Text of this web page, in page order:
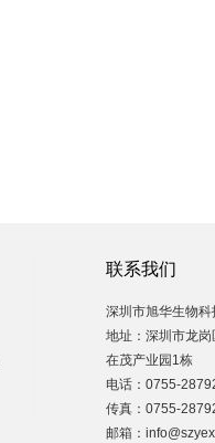
联系我们
深圳市旭华生物科
地址：深圳市龙
在茂产业园1栋
电话：0755-
传真：0755-
邮箱：